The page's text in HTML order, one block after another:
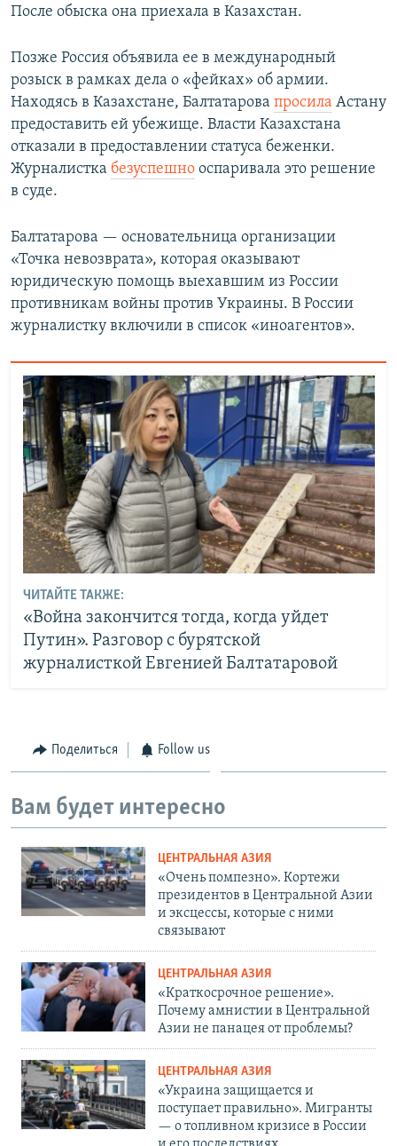
После обыска она приехала в Казахстан.
Позже Россия объявила ее в международный
розыск в рамках дела о «фейках» об армии.
Находясь в Казахстане, Балтатарова просила Астану
предоставить ей убежище. Власти Казахстана
отказали в предоставлении статуса беженки.
Журналистка безуспешно оспаривала это решение
в суде.
Балтатарова — основательница организации
«Точка невозврата», которая оказывают
юридическую помощь выехавшим из России
противникам войны против Украины. В России
журналистку включили в список «иноагентов».
ЧИТАЙТЕ ТАКЖЕ:
«Война закончится тогда, когда уйдет
Путин». Разговор с бурятской
журналисткой Евгенией Балтатаровой
Поделиться Follow us
Вам будет интересно
ЦЕНТРАЛЬНАЯ АЗИЯ
«Очень помпезно». Кортежи
президентов в Центральной Азии
и эксцессы, которые с ними
связывают
ЦЕНТРАЛЬНАЯ АЗИЯ
«Краткосрочное решение».
Почему амнистии в Центральной
Азии не панацея от проблемы?
ЦЕНТРАЛЬНАЯ АЗИЯ
«Украина защищается и
поступает правильно». Мигранты
— о топливном кризисе в России